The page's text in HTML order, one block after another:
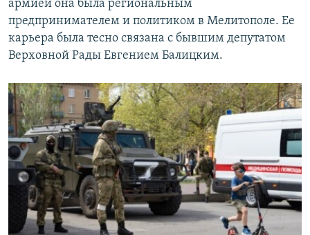
армией она была региональным
предпринимателем и политиком в Мелитополе. Ее
карьера была тесно связана с бывшим депутатом
Верховной Рады Евгением Балицким.